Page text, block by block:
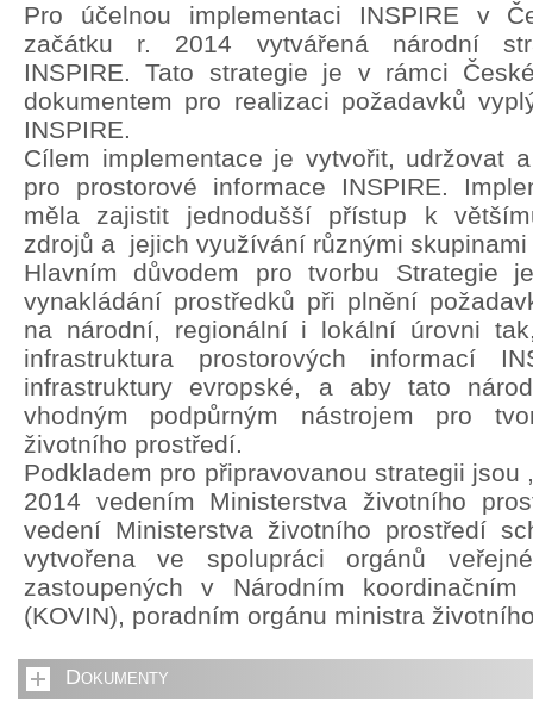
Pro účelnou implementaci INSPIRE v
začátku r. 2014 vytvářená národní
INSPIRE. Tato strategie je v rámci
dokumentem pro realizaci požadavků
INSPIRE.
Cílem implementace je vytvořit, udržovat
pro prostorové informace INSPIRE.
měla zajistit jednodušší přístup k
zdrojů a jejich využívání různými skupinami
Hlavním důvodem pro tvorbu Strategie
vynakládání prostředků při plnění
na národní, regionální i lokální úrovni
infrastruktura prostorových informací
infrastruktury evropské, a aby tato
vhodným podpůrným nástrojem pro
životního prostředí.
Podkladem pro připravovanou strategii jsou
2014 vedením Ministerstva životního
vedení Ministerstva životního prostředí
vytvořena ve spolupráci orgánů
zastoupených v Národním
(KOVIN), poradním orgánu ministra
Dokumenty